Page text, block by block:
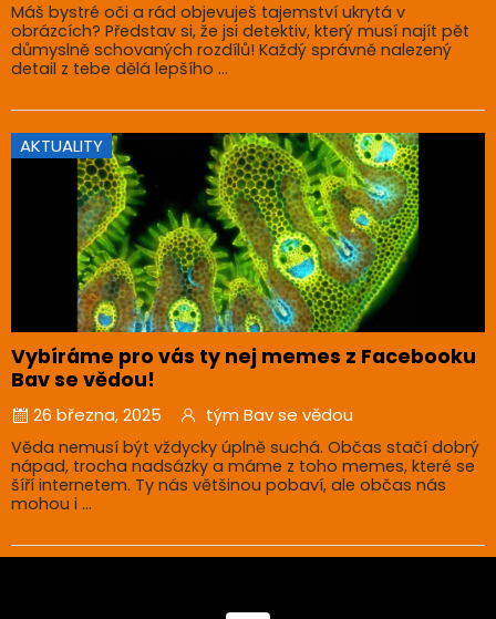
Máš bystré oči a rád objevuješ tajemství ukrytá v
obrázcích? Představ si, že jsi detektiv, který musí najít pět
důmyslně schovaných rozdílů! Každý správně nalezený
detail z tebe dělá lepšího ...
AKTUALITY
Vybíráme pro vás ty nej memes z Facebooku
Bav se vědou!
26 března, 2025 tým Bav se vědou
Věda nemusí být vždycky úplně suchá. Občas stačí dobrý
nápad, trocha nadsázky a máme z toho memes, které se
šíří internetem. Ty nás většinou pobaví, ale občas nás
mohou i ...